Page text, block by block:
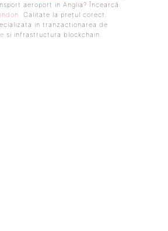
aeroport in Anglia? Încearcă
. Calitate la prețul corect.
in tranzactionarea de
si infrastructura blockchain.